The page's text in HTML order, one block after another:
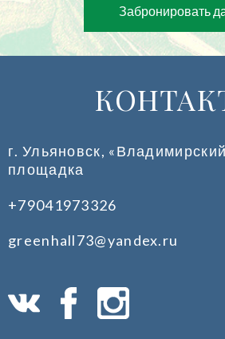
Забронировать
г. Ульяновск,
площадка
+79041973326
greenhall73@yandex.ru